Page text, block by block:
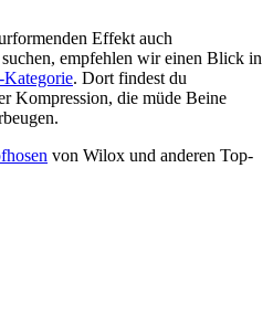
Effekt auch
empfehlen wir einen Blick in
. Dort findest du
Kompression, die müde Beine
von Wilox und anderen Top-